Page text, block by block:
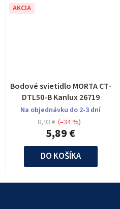
AKCIA
Bodové svietidlo MORTA CT-
DTL50-B Kanlux 26719
Na objednávku do 2-3 dní
5,89 €
8,93 € (–34 %)
DO KOŠÍKA